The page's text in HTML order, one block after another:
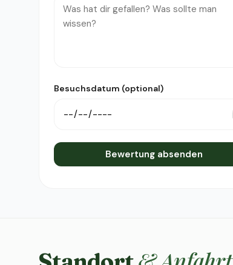
Besuchsdatum (optional)
Bewertung absenden